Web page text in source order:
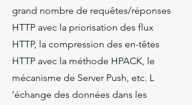
grand nombre de requêtes/réponses
HTTP avec la priorisation des flux
HTTP, la compression des en-têtes
HTTP avec la méthode HPACK, le
mécanisme de Server Push, etc. L
’échange des données dans les